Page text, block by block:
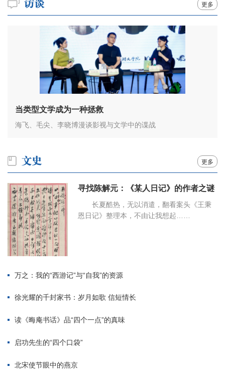
更多
当类型文学成为一种拯救
海飞、毛尖、李晓博漫谈影视与文学中的谍战
更多
寻找陈解元：《某人日记》的作者之谜
长夏酷热，无以消遣，翻看案头《王秉
恩日记》整理本，不由让我想起……
万之：我的“西游记”与“自我”的资源
徐光耀的千封家书：岁月如歌 信短情长
读《晦庵书话》品“四个一点”的真味
启功先生的“四个口袋”
北宋使节眼中的燕京